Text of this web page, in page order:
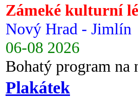
Zámeké kulturní
Nový Hrad - Jimlín
06-08 2026
Bohatý program
Plakátek